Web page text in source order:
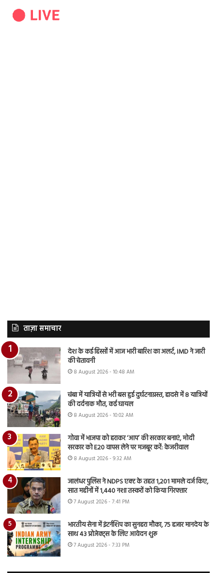
ताज़ा समाचार
देश के कई हिस्सों में आज भारी बारिश का अलर्ट, IMD ने जारी
की चेतावनी
8 August 2026 - 10:48 AM
चंबा में यात्रियों से भरी बस हुई दुर्घटनाग्रस्त, हादसे में 8 यात्रियों
की दर्दनाक मौत, कई घायल
8 August 2026 - 10:02 AM
गोवा में भाजपा को हराकर ‘आप’ की सरकार बनाएं, मोदी
सरकार को E20 वापस लेने पर मजबूर करें: केजरीवाल
8 August 2026 - 9:32 AM
जालंधर पुलिस ने NDPS एक्ट के तहत 1,201 मामले दर्ज किए,
सात महीनों में 1,440 नशा तस्करों को किया गिरफ्तार
7 August 2026 - 7:41 PM
भारतीय सेना में इंटर्नशिप का सुनहरा मौका, 75 हजार मानदेय के
साथ 43 प्रोजेक्ट्स के लिए आवेदन शुरू
7 August 2026 - 7:33 PM